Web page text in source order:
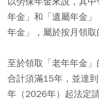
年金」和「遺屬年金
年金」，屬於按月領取
至於領取「老年年金
合計須滿15年，並達
年（2026年）起法定